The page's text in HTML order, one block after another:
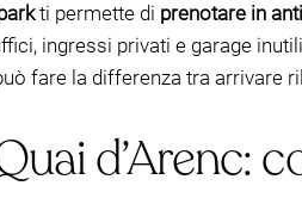
ti permette di prenotare in
ingressi privati e garage
fare la differenza tra arrivare
d’Arenc: